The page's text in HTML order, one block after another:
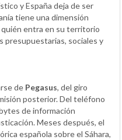
y España deja de ser
tiene una dimensión
entra en su territorio
presupuestarias, sociales y
de Pegasus, del giro
posterior. Del teléfono
de información
Meses después, el
española sobre el Sáhara,